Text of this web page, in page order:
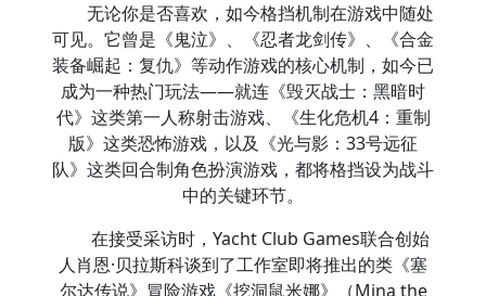
无论你是否喜欢，如今格挡机制在游戏中随处
可见。它曾是《鬼泣》、《忍者龙剑传》、《合金
装备崛起：复仇》等动作游戏的核心机制，如今已
成为一种热门玩法——就连《毁灭战士：黑暗时
代》这类第一人称射击游戏、《生化危机4：重制
版》这类恐怖游戏，以及《光与影：33号远征
队》这类回合制角色扮演游戏，都将格挡设为战斗
中的关键环节。
在接受采访时，Yacht Club Games联合创始
人肖恩·贝拉斯科谈到了工作室即将推出的类《塞
尔达传说》冒险游戏《挖洞鼠米娜》（Mina the